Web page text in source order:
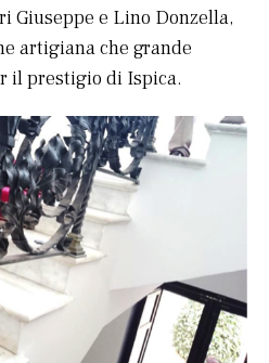
Giuseppe e Lino Donzella,
artigiana che grande
il prestigio di Ispica.